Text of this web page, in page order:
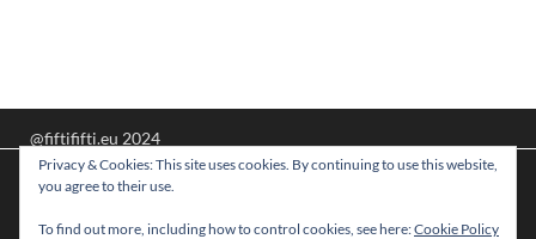
@fiftififti.eu 2024
Υποστηρίζεται απόWordPressκαιHitMag.
Χρησιμοποιούμε cookies για να σας προσφέρουμε τη
βέλτιστη εμπειρία πλοήγησης στον ιστότοπό μας.
Μπορείτε να μάθετε ποια cookies χρησιμοποιούμε ή να τα
Privacy & Cookies: This site uses cookies. By continuing to use this website,
you agree to their use.
To find out more, including how to control cookies, see here:Cookie Policy